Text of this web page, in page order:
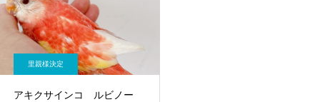
里親様決定
アキクサインコ ルビノー